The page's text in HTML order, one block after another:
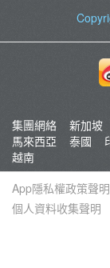
集團網絡 新加坡
馬來西亞
泰國
越南
App隱私權政策聲明
個人資料收集聲明